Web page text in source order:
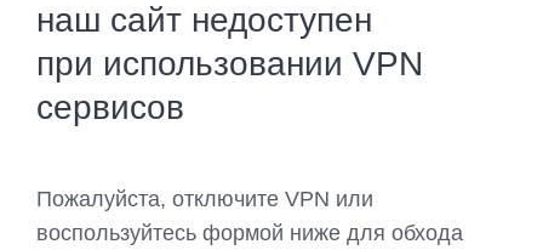
наш сайт недоступен
при использовании VPN
сервисов
Пожалуйста, отключите VPN или
воспользуйтесь формой ниже для обхода